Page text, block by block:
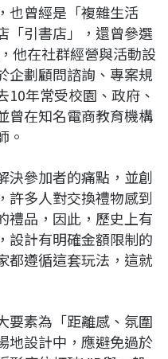
也曾經是「複雜生活
「引書店」，還曾參選
他在社群經營與活動設
企劃顧問諮詢、專案規
年常受校園、政府、
曾在知名電商教育機構
。
決參加者的痛點，並創
許多人對交換禮物感到
禮品，因此，歷史上有
設計有明確金額限制的
都遵循這套玩法，這就
要素為「距離感、氛圍
地設計中，應避免過於